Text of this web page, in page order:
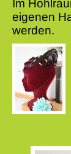
Im
eigenen
werden.